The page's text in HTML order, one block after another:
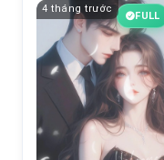
4 tháng trước
FULL